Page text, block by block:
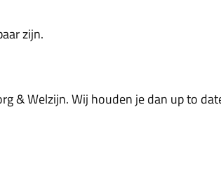
zijn.
& Welzijn. Wij houden je dan up to